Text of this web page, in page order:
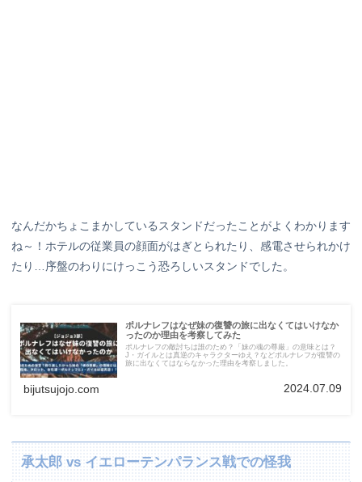
なんだかちょこまかしているスタンドだったことがよくわかります
ね～！ホテルの従業員の顔面がはぎとられたり、感電させられかけ
たり…序盤のわりにけっこう恐ろしいスタンドでした。
ポルナレフはなぜ妹の復讐の旅に出なくてはいけなか
ったのか理由を考察してみた
ポルナレフの敵討ちは誰のため？「妹の魂の尊厳」の意味とは？
J・ガイルとは真逆のキャラクターゆえ？などポルナレフが復讐の
旅に出なくてはならなかった理由を考察しました。
bijutsujojo.com 2024.07.09
承太郎 vs イエローテンパランス戦での怪我